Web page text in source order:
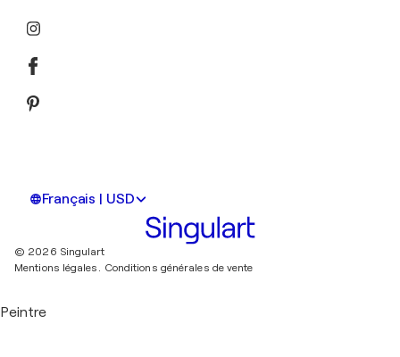
Français | USD
© 2026 Singulart
Mentions légales.
Conditions générales de vente
Peintre